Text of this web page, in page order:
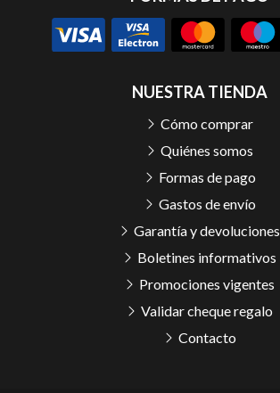
NUESTRA TIENDA
Cómo comprar
Quiénes somos
Formas de pago
Gastos de envío
Garantía y devoluciones
Boletines informativos
Promociones vigentes
Validar cheque regalo
Contacto